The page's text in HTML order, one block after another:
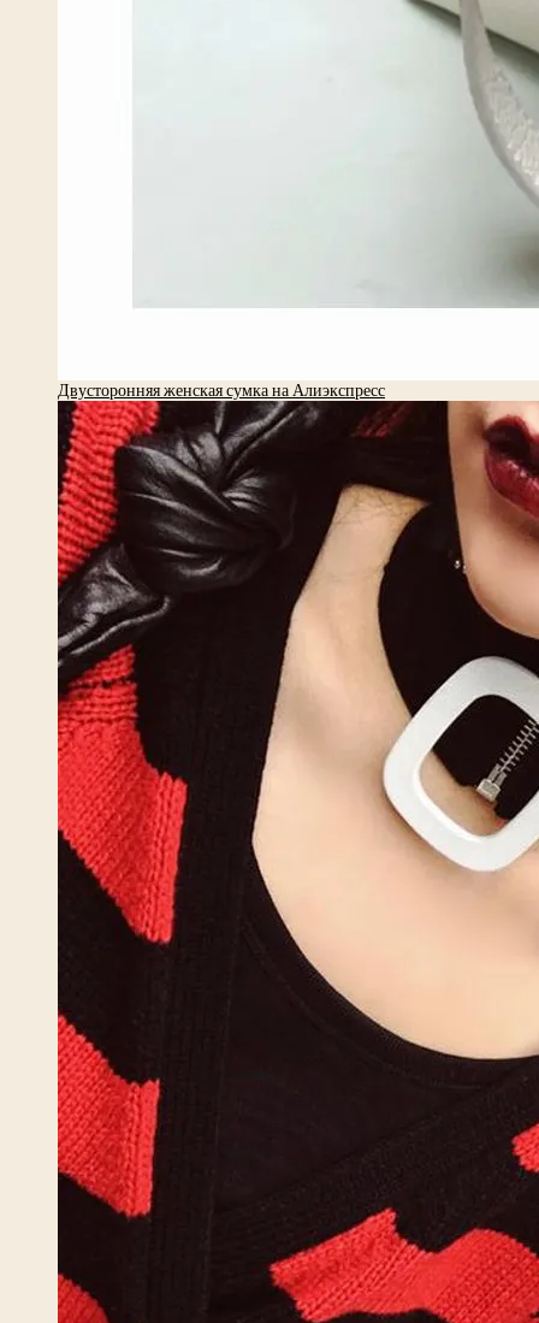
Двусторонняя женская сумка на Алиэкспресс